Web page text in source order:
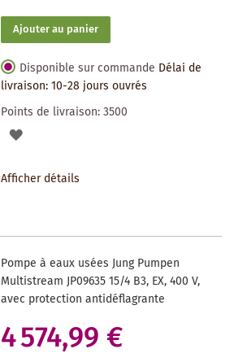
Ajouter au panier
Disponible sur commande Délai de
livraison: 10-28 jours ouvrés
Points de livraison:3500
AJOUTER
SOUHAITS
Afficher détails
Pompe à eaux usées Jung Pumpen
Multistream JP09635 15/4 B3, EX, 400 V,
avec protection antidéflagrante
4 574,99 €